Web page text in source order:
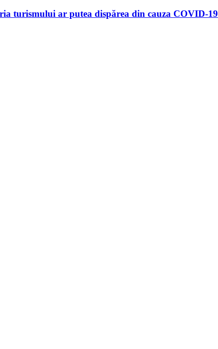
turismului ar putea dispărea din cauza COVID-19